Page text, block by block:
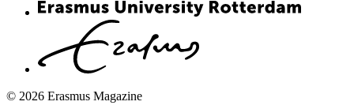
© 2026 Erasmus Magazine